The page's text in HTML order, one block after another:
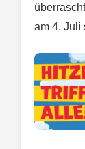
am 4. Juli